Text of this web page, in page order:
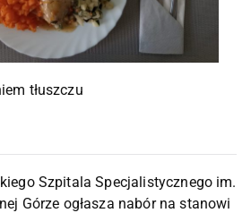
tłuszczu
Szpitala Specjalistycznego im.
Górze ogłasza nabór na stanowi